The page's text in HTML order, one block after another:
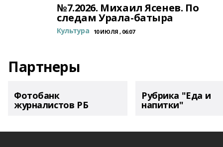
№7.2026. Михаил Ясенев. По
следам Урала-батыра
Культура 10 ИЮЛЯ , 06:07
Партнеры
Фотобанк
журналистов РБ
Рубрика "Еда и
напитки"